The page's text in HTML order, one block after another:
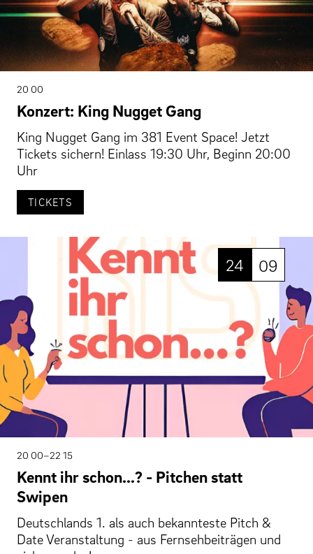
20 00
Konzert: King Nugget Gang
King Nugget Gang im 381 Event Space! Jetzt
Tickets sichern! Einlass 19:30 Uhr, Beginn 20:00
Uhr
TICKETS
24 09
20 00–22 15
Kennt ihr schon...? - Pitchen statt
Swipen
Deutschlands 1. als auch bekannteste Pitch &
Date Veranstaltung - aus Fernsehbeiträgen und